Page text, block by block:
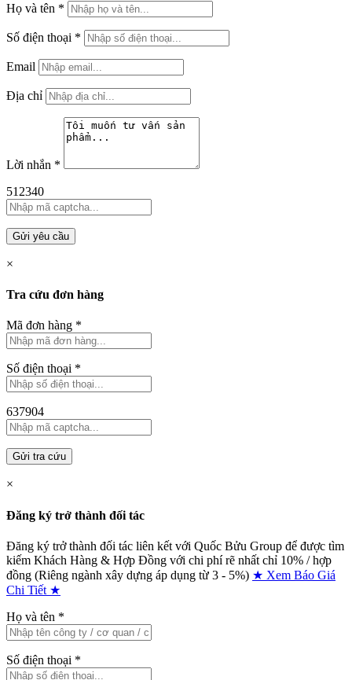
Họ và tên *
Số điện thoại *
Email
Địa chỉ
Lời nhắn *
512340
Gửi yêu cầu
×
Tra cứu đơn hàng
Mã đơn hàng *
Số điện thoại *
637904
Gửi tra cứu
×
Đăng ký trở thành đối tác
Đăng ký trở thành đối tác liên kết với Quốc Bửu Group để được tìm
kiếm Khách Hàng & Hợp Đồng với chi phí rẽ nhất chỉ 10% / hợp
đồng (Riêng ngành xây dựng áp dụng từ 3 - 5%) ★ Xem Báo Giá
Chi Tiết ★
Họ và tên *
Số điện thoại *